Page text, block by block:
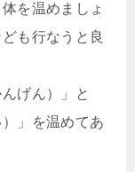
を温めましょ
も行なうと良
げん）」と
」を温めてあ